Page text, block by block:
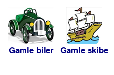
Gamle biler Gamle skibe